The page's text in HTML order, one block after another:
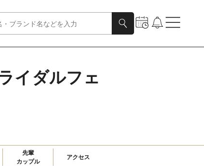
イダルフェ
先輩
カップル
アクセス